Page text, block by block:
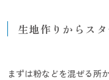
生地作りからスタ
まずは粉などを混ぜる所